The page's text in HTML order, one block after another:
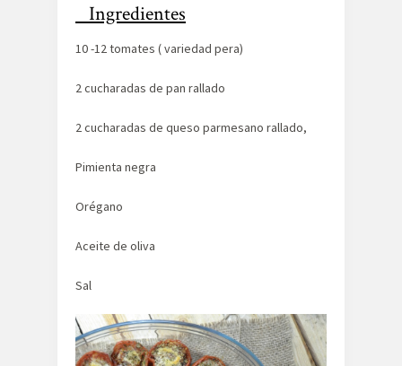
Ingredientes
10 -12 tomates ( variedad pera)
2 cucharadas de pan rallado
2 cucharadas de queso parmesano rallado,
Pimienta negra
Orégano
Aceite de oliva
Sal